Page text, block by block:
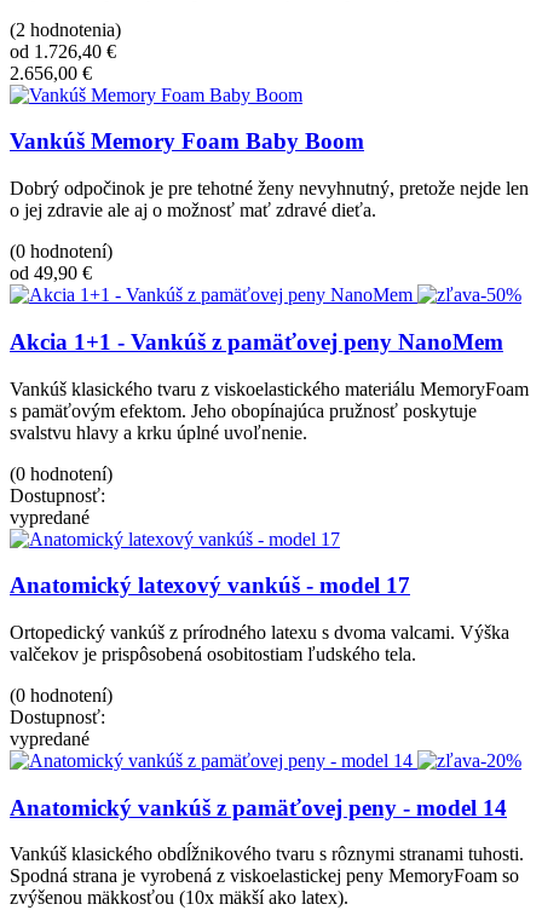
(2 hodnotenia)
od 1.726,40 €
2.656,00 €
Vankúš Memory Foam Baby Boom
Dobrý odpočinok je pre tehotné ženy nevyhnutný, pretože nejde len
o jej zdravie ale aj o možnosť mať zdravé dieťa.
(0 hodnotení)
od 49,90 €
-50%
Akcia 1+1 - Vankúš z pamäťovej peny NanoMem
Vankúš klasického tvaru z viskoelastického materiálu MemoryFoam
s pamäťovým efektom. Jeho obopínajúca pružnosť poskytuje
svalstvu hlavy a krku úplné uvoľnenie.
(0 hodnotení)
Dostupnosť:
vypredané
Anatomický latexový vankúš - model 17
Ortopedický vankúš z prírodného latexu s dvoma valcami. Výška
valčekov je prispôsobená osobitostiam ľudského tela.
(0 hodnotení)
Dostupnosť:
vypredané
-20%
Anatomický vankúš z pamäťovej peny - model 14
Vankúš klasického obdĺžnikového tvaru s rôznymi stranami tuhosti.
Spodná strana je vyrobená z viskoelastickej peny MemoryFoam so
zvýšenou mäkkosťou (10x mäkší ako latex).